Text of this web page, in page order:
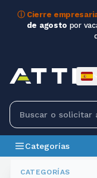
ⓘ Cierre
de agosto por
CATEGORÍAS
Categorías
Cinturones Slitte